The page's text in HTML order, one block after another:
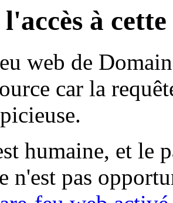
l'accès à
web de
car la
humaine, et le
n'est pas